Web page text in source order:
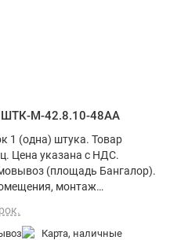
М-42.8.10-48АА
1 (одна) штука. Товар
Цена указана с НДС.
(площадь Бангалор).
монтаж
см
карта, наличные